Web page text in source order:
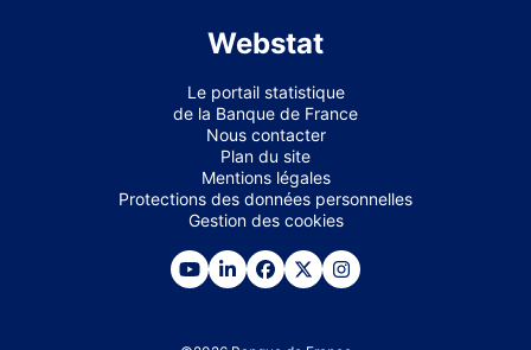
Webstat
Le portail statistique
de la Banque de France
Nous contacter
Plan du site
Mentions légales
Protections des données personnelles
Gestion des cookies